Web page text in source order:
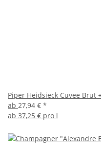
Piper Heidsieck Cuvee Brut
ab 27,94 € *
ab 37,25 € pro l